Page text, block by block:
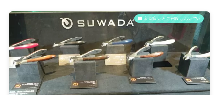
新潟良いとこ何度もおいで♫